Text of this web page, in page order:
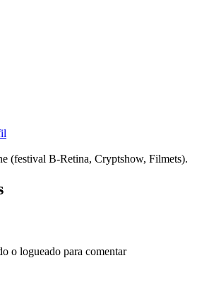
(festival B-Retina, Cryptshow, Filmets).
o logueado para comentar